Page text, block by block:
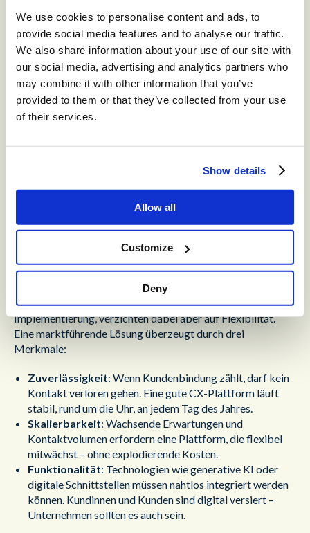
We use cookies to personalise content and ads, to
provide social media features and to analyse our traffic.
We also share information about your use of our site with
our social media, advertising and analytics partners who
may combine it with other information that you’ve
provided to them or that they’ve collected from your use
of their services.
Show details
Allow all
Customize
Deny
Ein starker Anbieter bringt Fachleute aus verschiedenen
Branchen zusammen. Diese kennen die
branchenspezifischen Bedürfnisse genau.
Anschließend analysiert der Anbieter die Strukturen im
Unternehmen, vom Management bis hin zu den Agenten,
um eine Lösung zu entwickeln, die für alle funktioniert.
Zum Schluss werden fundierte Empfehlungen
ausgesprochen, mit dem Ziel, echten Mehrwert zu
Technische Tiefe durch echte
CX Excellence
Nicht jede CX-Plattform bietet den gleichen
Leistungsumfang. Manche setzen auf einfache, schnelle
Implementierung, verzichten dabei aber auf Flexibilität.
Eine marktführende Lösung überzeugt durch drei
Merkmale:
Zuverlässigkeit: Wenn Kundenbindung zählt, darf kein
Kontakt verloren gehen. Eine gute CX-Plattform läuft
stabil, rund um die Uhr, an jedem Tag des Jahres.
Skalierbarkeit: Wachsende Erwartungen und
Kontaktvolumen erfordern eine Plattform, die flexibel
mitwächst – ohne explodierende Kosten.
Funktionalität: Technologien wie generative KI oder
digitale Schnittstellen müssen nahtlos integriert werden
können. Kundinnen und Kunden sind digital versiert –
Unternehmen sollten es auch sein.